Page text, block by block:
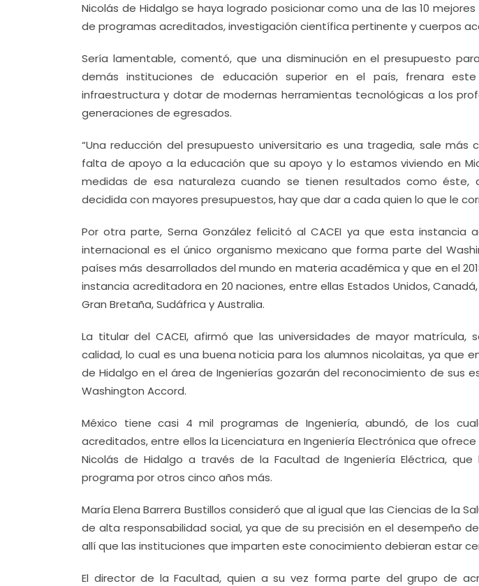
Nicolás de Hidalgo se haya logrado posicionar como una de las 10
de programas acreditados, investigación científica pertinente y cuerpos
Sería lamentable, comentó, que una disminución en el presupuesto
demás instituciones de educación superior en el país, frenara
infraestructura y dotar de modernas herramientas tecnológicas a los
generaciones de egresados.
“Una reducción del presupuesto universitario es una tragedia, sale más
falta de apoyo a la educación que su apoyo y lo estamos viviendo en
medidas de esa naturaleza cuando se tienen resultados como éste,
decidida con mayores presupuestos, hay que dar a cada quien lo que le
Por otra parte, Serna González felicitó al CACEI ya que esta instancia
internacional es el único organismo mexicano que forma parte del
países más desarrollados del mundo en materia académica y que en el
instancia acreditadora en 20 naciones, entre ellas Estados Unidos, Canadá,
Gran Bretaña, Sudáfrica y Australia.
La titular del CACEI, afirmó que las universidades de mayor matrícula,
calidad, lo cual es una buena noticia para los alumnos nicolaitas, ya que
de Hidalgo en el área de Ingenierías gozarán del reconocimiento de sus
Washington Accord.
México tiene casi 4 mil programas de Ingeniería, abundó, de los
acreditados, entre ellos la Licenciatura en Ingeniería Electrónica que
Nicolás de Hidalgo a través de la Facultad de Ingeniería Eléctrica,
programa por otros cinco años más.
María Elena Barrera Bustillos consideró que al igual que las Ciencias de la
de alta responsabilidad social, ya que de su precisión en el desempeño
allí que las instituciones que imparten este conocimiento debieran estar
El director de la Facultad, quien a su vez forma parte del grupo de